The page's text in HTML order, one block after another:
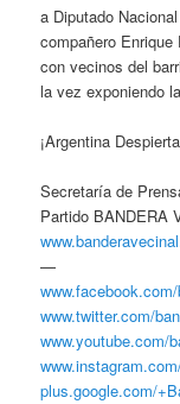
a Diputado
compañero
con vecinos del
la vez exponiendo
¡Argentina
Secretaría de
Partido BANDERA
—
www.twitter.com/
www.youtube.com/
plus.google.com/